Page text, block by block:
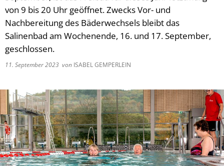
von 9 bis 20 Uhr geöffnet. Zwecks Vor- und
Nachbereitung des Bäderwechsels bleibt das
Salinenbad am Wochenende, 16. und 17. September,
geschlossen.
11. September 2023 von ISABEL GEMPERLEIN